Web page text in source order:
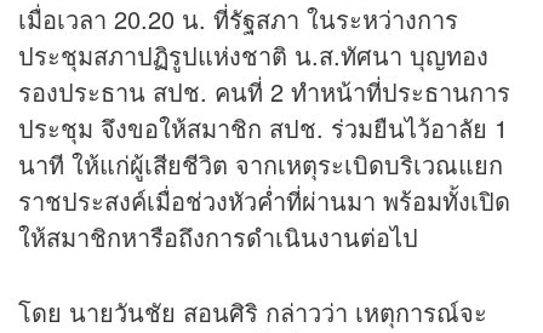
เมื่อเวลา 20.20 น. ที่รัฐสภา ในระหว่างการ
ประชุมสภาปฏิรูปแห่งชาติ น.ส.ทัศนา บุญทอง
รองประธาน สปช. คนที่ 2 ทำหน้าที่ประธานการ
ประชุม จึงขอให้สมาชิก สปช. ร่วมยืนไว้อาลัย 1
นาที ให้แก่ผู้เสียชีวิต จากเหตุระเบิดบริเวณแยก
ราชประสงค์เมื่อช่วงหัวค่ำที่ผ่านมา พร้อมทั้งเปิด
ให้สมาชิกหารือถึงการดำเนินงานต่อไป
โดย นายวันชัย สอนศิริ กล่าวว่า เหตุการณ์จะ